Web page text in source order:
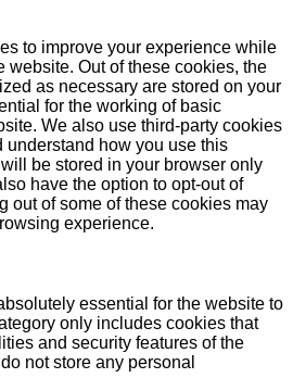
to improve your experience while
website. Out of these cookies, the
as necessary are stored on your
for the working of basic
We also use third-party cookies
understand how you use this
be stored in your browser only
have the option to opt-out of
out of some of these cookies may
experience.
essential for the website to
only includes cookies that
and security features of the
not store any personal